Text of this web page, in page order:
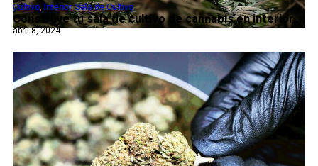
Construye tu sala de cultivo de cannabis en interior...
Cultivo ,Interior,Sala de Cultivo
abril 8, 2024